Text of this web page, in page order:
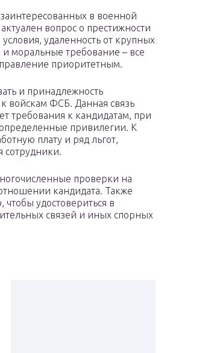
в военной
вопрос о престижности
удаленность от крупных
моральные требование – все
приоритетным.
и принадлежность
войскам ФСБ. Данная связь
требования к кандидатам, при
привилегии. К
плату и ряд льгот,
сотрудники.
проверки на
кандидата. Также
чтобы удостовериться в
связей и иных спорных